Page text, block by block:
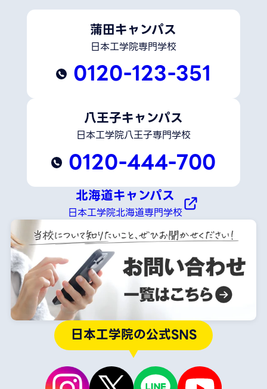
蒲田キャンパス
日本工学院専門学校
0120-123-351
八王子キャンパス
日本工学院八王子専門学校
0120-444-700
北海道キャンパス
日本工学院北海道専門学校
日本工学院の公式SNS